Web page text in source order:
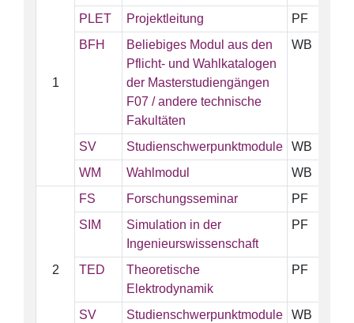
1
PLET Projektleitung PF
BFH
Beliebiges Modul aus den
Pflicht- und Wahlkatalogen
der Masterstudiengängen
F07 / andere technische
Fakultäten
WB
SV Studienschwerpunktmodule WB
WM
Wahlmodul WB
2
FS Forschungsseminar PF
SIM
Simulation in der
Ingenieurswissenschaft
PF
TED
Theoretische
Elektrodynamik
PF
SV Studienschwerpunktmodule WB